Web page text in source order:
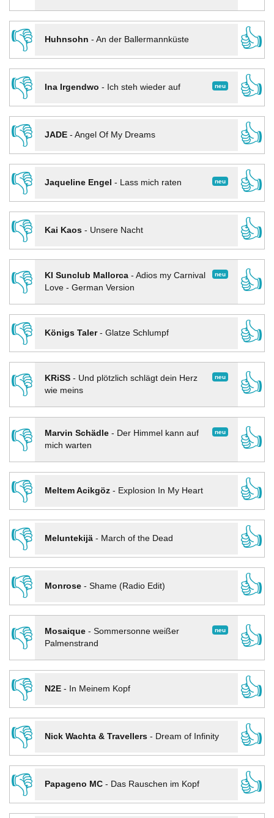
👎
Huhnsohn - An der Ballermannküste
👍
👎
neu
Ina Irgendwo - Ich steh wieder auf
👍
👎
JADE- Angel Of My Dreams
👍
👎
neu
Jaqueline Engel - Lass mich raten
👍
👎
Kai Kaos- Unsere Nacht
👍
👎
neu
KI Sunclub Mallorca- Adios my Carnival
Love - German Version
👍
👎
Königs Taler- Glatze Schlumpf
👍
👎
neu
KRiSS- Und plötzlich schlägt dein Herz
wie meins
👍
👎 neu
Marvin Schädle- Der Himmel kann auf
mich warten
👍
👎
Meltem Acikgöz- Explosion In My Heart
👍
👎
Meluntekijä- March of the Dead
👍
👎
Monrose- Shame (Radio Edit)
👍
👎
neu
Mosaique- Sommersonne weißer
Palmenstrand
👍
👎
N2E- In Meinem Kopf
👍
👎
Nick Wachta & Travellers- Dream of Infinity
👍
👎
Papageno MC- Das Rauschen im Kopf
👍